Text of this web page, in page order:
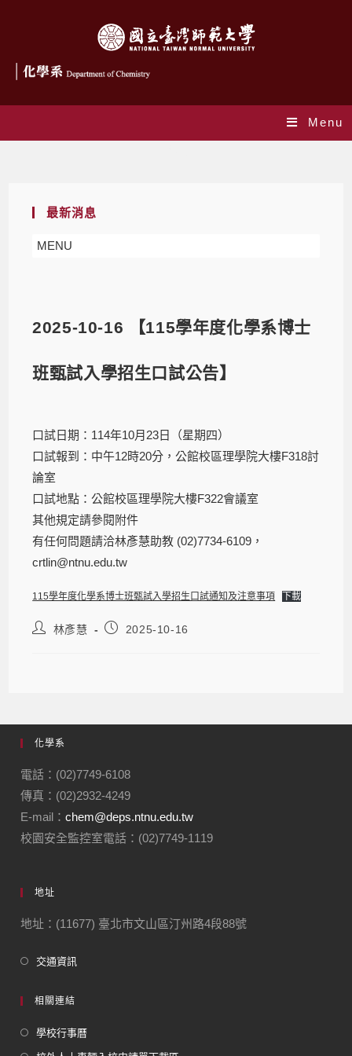
Menu
最新消息
MENU
2025-10-16 【115學年度化學系博士
班甄試入學招生口試公告】
口試日期：114年10月23日（星期四）
口試報到：中午12時20分，公館校區理學院大樓F318討
論室
口試地點：公館校區理學院大樓F322會議室
其他規定請參閱附件
有任何問題請洽林彥慧助教 (02)7734-6109，
crtlin@ntnu.edu.tw
115學年度化學系博士班甄試入學招生口試通知及注意事項 下載
林彥慧 2025-10-16
化學系
電話：(02)7749-6108
傳真：(02)2932-4249
E-mail：chem@deps.ntnu.edu.tw
校園安全監控室電話：(02)7749-1119
地址
地址：(11677) 臺北市文山區汀州路4段88號
交通資訊
相關連結
學校行事曆